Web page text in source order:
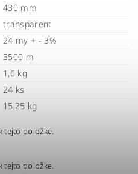
430 mm
transparent
24 my + - 3%
3500 m
1,6 kg
24 ks
15,25 kg
tejto položke.
tejto položke.